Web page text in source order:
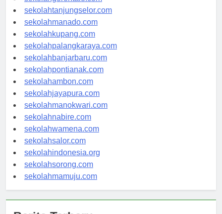
sekolahgorontalo.com
sekolahtanjungselor.com
sekolahmanado.com
sekolahkupang.com
sekolahpalangkaraya.com
sekolahbanjarbaru.com
sekolahpontianak.com
sekolahambon.com
sekolahjayapura.com
sekolahmanokwari.com
sekolahnabire.com
sekolahwamena.com
sekolahsalor.com
sekolahindonesia.org
sekolahsorong.com